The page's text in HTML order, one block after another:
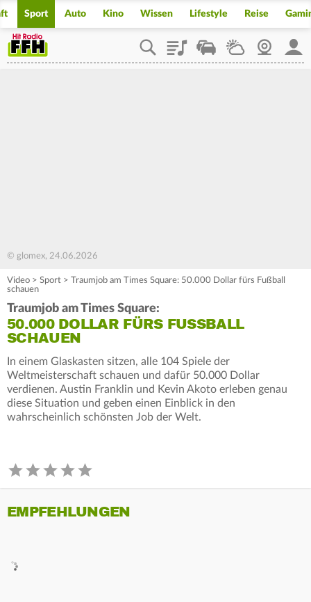
Sport Auto Kino Wissen Lifestyle Reise
PlaylistStaupilotWetterWebcam
© glomex, 24.06.2026
Video > Sport > Traumjob am Times Square: 50.000 Dollar fürs Fußball
schauen
Traumjob am Times Square:
50.000 DOLLAR FÜRS FUSSBALL S
CHAUEN
In einem Glaskasten sitzen, alle 104 Spiele der
Weltmeisterschaft schauen und dafür 50.000 Dollar
verdienen. Austin Franklin und Kevin Akoto erleben genau
diese Situation und geben einen Einblick in den
wahrscheinlich schönsten Job der Welt.
EMPFEHLUNGEN